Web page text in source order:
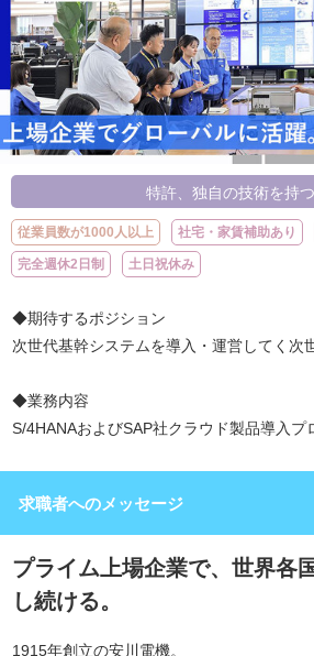
特許、独自の技術を持
従業員数が1000人以上 社宅・家賃補助あり
完全週休2日制 土日祝休み
◆期待するポジション
次世代基幹システムを導入・運営してく次
◆業務内容
S/4HANAおよびSAP社クラウド製品導入プ
求職者へのメッセージ
プライム上場企業で、世界各
し続ける。
1915年創立の安川電機。